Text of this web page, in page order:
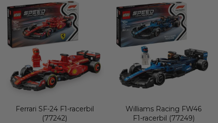
Ferrari SF-24 F1-racerbil
(77242)
Williams Racing FW46
F1-racerbil (77249)